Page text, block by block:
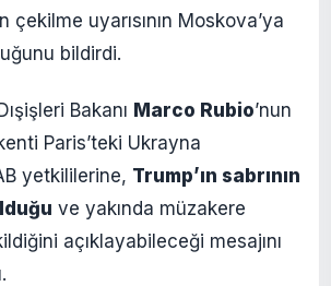
çekilme uyarısının Moskova’ya
bildirdi.
Bakanı Marco Rubio’nun
Paris’teki Ukrayna
yetkililerine, Trump’ın sabrının
ve yakında müzakere
açıklayabileceği mesajını